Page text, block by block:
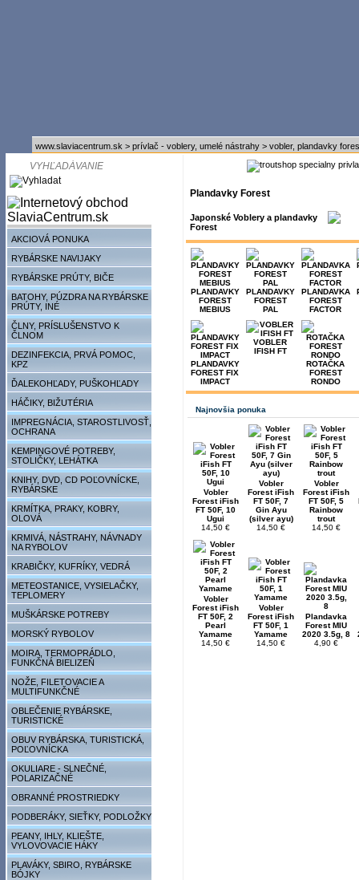
www.slaviacentrum.sk > prívlač - voblery, umelé nástrahy > vobler, plandavky
AKCIOVÁ PONUKA
RYBÁRSKE NAVIJAKY
RYBÁRSKE PRÚTY, BIČE
BATOHY, PÚZDRA NA RYBÁRSKE
PRÚTY, INÉ
ČLNY, PRÍSLUŠENSTVO K
ČLNOM
DEZINFEKCIA, PRVÁ POMOC,
KPZ
ĎALEKOHĽADY, PUŠKOHĽADY
HÁČIKY, BIŽUTÉRIA
IMPREGNÁCIA, STAROSTLIVOSŤ,
OCHRANA
KEMPINGOVÉ POTREBY,
STOLIČKY, LEHÁTKA
KNIHY, DVD, CD POĽOVNÍCKE,
RYBÁRSKE
KRMÍTKA, PRAKY, KOBRY,
OLOVÁ
KRMIVÁ, NÁSTRAHY, NÁVNADY
NA RYBOLOV
KRABIČKY, KUFRÍKY, VEDRÁ
METEOSTANICE, VYSIELAČKY,
TEPLOMERY
MUŠKÁRSKE POTREBY
MORSKÝ RYBOLOV
MOIRA, TERMOPRÁDLO,
FUNKČNÁ BIELIZEŇ
NOŽE, FILETOVACIE A
MULTIFUNKČNÉ
OBLEČENIE RYBÁRSKE,
TURISTICKÉ
OBUV RYBÁRSKA, TURISTICKÁ,
POĽOVNÍCKA
OKULIARE - SLNEČNÉ,
POLARIZAČNÉ
OBRANNÉ PROSTRIEDKY
PODBERÁKY, SIEŤKY, PODLOŽKY
PEANY, IHLY, KLIEŠTE,
VYLOVOVACIE HÁKY
PLAVÁKY, SBIRO, RYBÁRSKE
BÓJKY
Plandavky Forest
Japonské Voblery a plandavky
Forest
PLANDAVKY
FOREST
MEBIUS
PLANDAVKY
FOREST
PAL
PLANDAVKA
FOREST
FACTOR
PLANDAVKY
FOREST FIX
IMPACT
VOBLER
IFISH FT
ROTAČKA
FOREST
RONDO
Najnovšia ponuka
Vobler
Forest iFish
FT 50F, 10
Ugui
14,50 €
Vobler
Forest iFish
FT 50F, 7
Gin Ayu
(silver ayu)
14,50 €
Vobler
Forest iFish
FT 50F, 5
Rainbow
trout
14,50 €
Vobler
Forest iFish
FT 50F, 2
Pearl
Yamame
14,50 €
Vobler
Forest iFish
FT 50F, 1
Yamame
14,50 €
Plandavka
Forest MIU
2020 3.5g, 8
4,90 €